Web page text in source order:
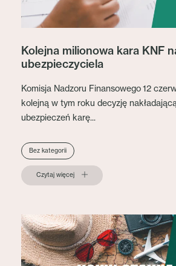
Kolejna milionowa kara KNF
ubezpieczyciela
Komisja Nadzoru Finansowego 12
kolejną w tym roku decyzję
ubezpieczeń karę...
Bez kategorii
Czytaj więcej